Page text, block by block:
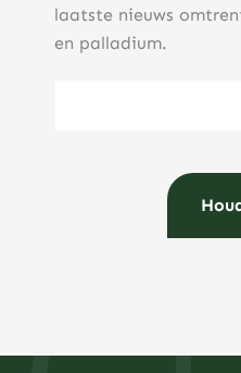
laatste nieuws
en palladium.